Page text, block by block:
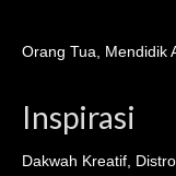
Orang Tua Mendidik
Inspirasi
Dakwah Kreatif